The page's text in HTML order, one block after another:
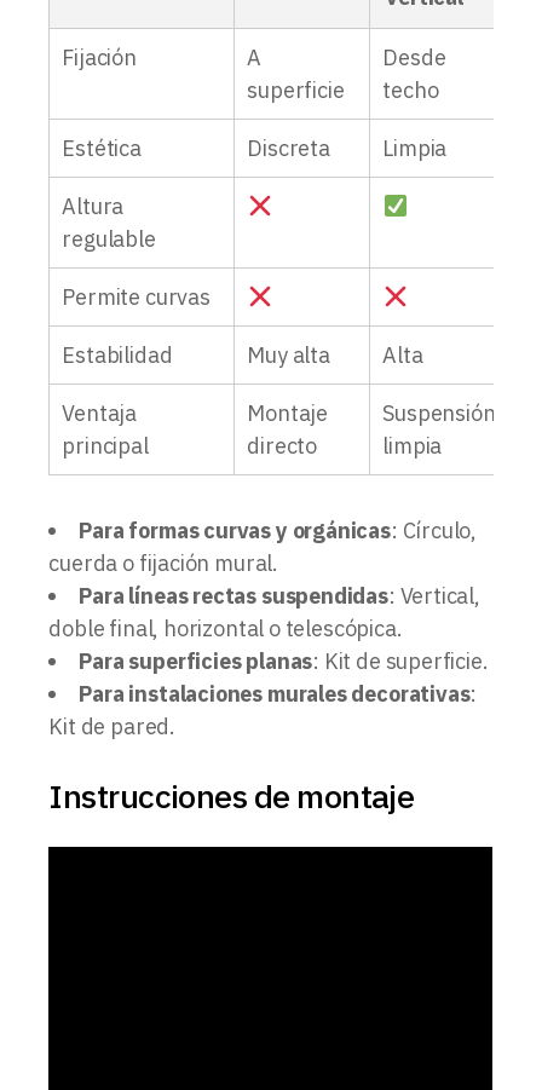
Fijación
A
superficie
Desde
techo
Estética Discreta Limpia
Altura
regulable
Permite curvas
Estabilidad Muy alta Alta
Ventaja
principal
Montaje
directo
Suspensión
limpia
Para formas curvas y orgánicas: Círculo,
cuerda o fijación mural.
Para líneas rectas suspendidas: Vertical,
doble final, horizontal o telescópica.
Para superficies planas: Kit de superficie.
Para instalaciones murales decorativas:
Kit de pared.
Instrucciones de montaje